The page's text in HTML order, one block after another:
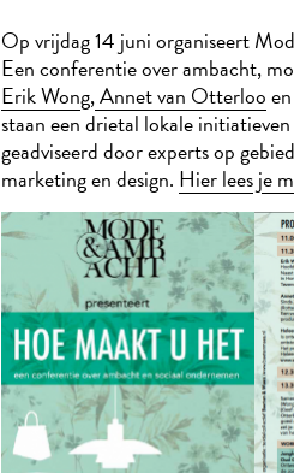
Op vrijdag 14 juni organiseert
Een conferentie over ambacht,
Erik Wong,Annet van Otterlooen
staan een drietal lokale
geadviseerd door experts op
marketing en design. Hier lees je